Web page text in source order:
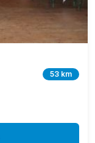
53 km